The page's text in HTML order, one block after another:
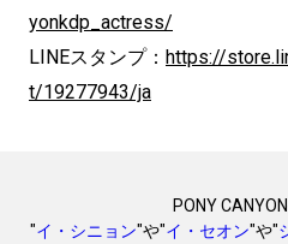
yonkdp_actress/
LINEスタンプ： https://
t/19277943/ja
PONY
"イ・シニョン"や"イ・セオン"や"